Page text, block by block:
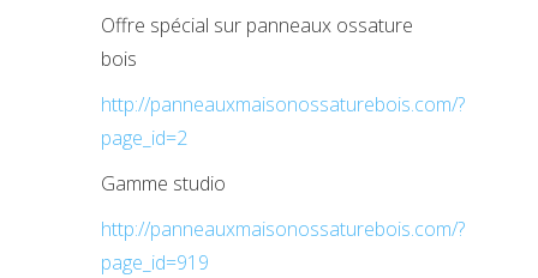
Offre spécial sur panneaux ossature
bois
http://panneauxmaisonossaturebois.com/?
page_id=2
Gamme studio
http://panneauxmaisonossaturebois.com/?
page_id=919